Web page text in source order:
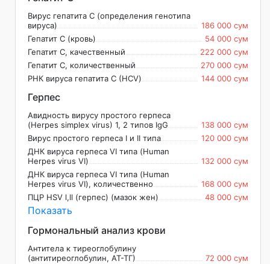
Вирус гепатита С (определения генотипа
вируса)
186 000 сум
Гепатит С (кровь)
54 000 сум
Гепатит С, качественный
222 000 сум
Гепатит С, количественный
270 000 сум
РНК вируса гепатита С (HСV)
144 000 сум
Герпес
Авидность вирусу простого герпеса
(Herpes simplex virus) 1, 2 типов IgG
138 000 сум
Вирус простого герпеса I и II типа
120 000 сум
ДНК вируса герпеса VI типа (Human
Herpes virus VI)
132 000 сум
ДНК вируса герпеса VI типа (Human
Herpes virus VI), количественно
168 000 сум
ПЦР HSV l,ll (герпес) (мазок жен)
48 000 сум
Показать
Гормональный анализ крови
Антитела к тиреоглобулину
(антитиреоглобулин, АТ-ТГ)
72 000 сум